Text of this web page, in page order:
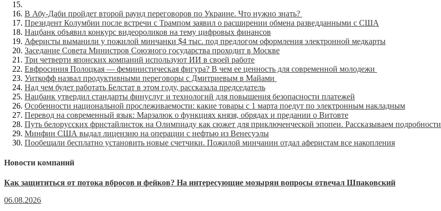
В Абу-Даби пройдет второй раунд переговоров по Украине. Что нужно знать?
Президент Колумбии после встречи с Трампом заявил о расширении обмена разведданными с США
Нацбанк объявил конкурс видеороликов на тему цифровых финансов
Аферисты выманили у пожилой минчанки $4 тыс. под предлогом оформления электронной медкарты
Заседание Совета Министров Союзного государства проходит в Москве
Три четверти японских компаний используют ИИ в своей работе
Евфросиния Полоцкая — феминистическая фигура? В чем ее ценность для современной молодежи
Уиткофф назвал продуктивными переговоры с Дмитриевым в Майами
Над чем будет работать Белстат в этом году, рассказала председатель
Нацбанк утвердил стандарты финуслуг и технологий для повышения безопасности платежей
Особенности национальной прослеживаемости: какие товары с 1 марта поедут по электронным накладным
Перевод на современный язык: Марзалюк о функциях князя, обрядах и предании о Витовте
Путь белорусских фристайлисток на Олимпиаду как сюжет для приключенческой эпопеи. Рассказываем подробности
Минфин США выдал лицензию на операции с нефтью из Венесуэлы
Пообещали бесплатно установить новые счетчики. Пожилой минчанин отдал аферистам все накопления
Новости компаний
Как защититься от потока вбросов и фейков? На интересующие мозырян вопросы отвечал Шпаковский
06.08.2026